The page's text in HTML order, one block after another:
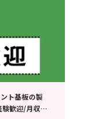
ト基板の製
歓迎/月収